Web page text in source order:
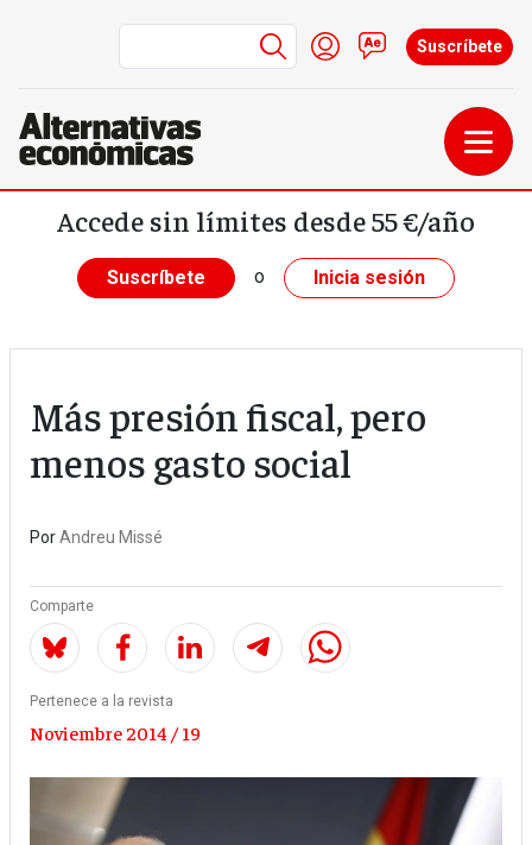
Pasar al contenido principal
Menú de cuenta de
Iniciar sesión
Contacto
Suscríbete
Accede sin límites desde 55 €/año
Suscríbete o Inicia sesión
Más presión fiscal, pero
menos gasto social
PorAndreu Missé
Comparte
Pertenece a la revista
Noviembre 2014 / 19